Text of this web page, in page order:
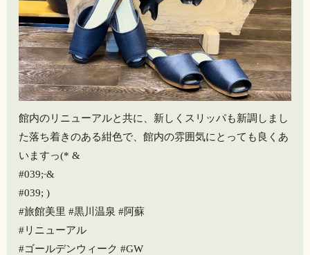
館内のリニューアルと共に、新しくスリッパも新調しまし
た️落ち着きのある紺色で、館内の雰囲気にとっても良くあ
いますっ️(* &
#039;ᵕ&
#039; )
#旅館美里 #黒川温泉 #阿蘇
#リニューアル
#ゴールデンウィーク #GW